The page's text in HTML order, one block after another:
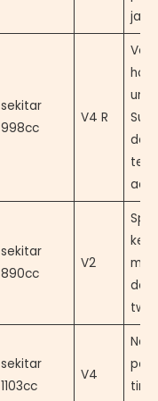
sekitar
998cc
V4 R
sekitar
890cc
V2
sekitar
1103cc
V4